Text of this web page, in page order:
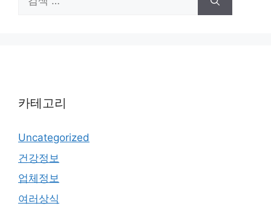
색:
카테고리
Uncategorized
건강정보
업체정보
여러상식